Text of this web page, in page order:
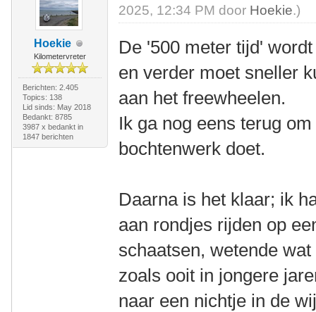
Hoekie
Kilometervreter
Berichten: 2.405
Topics: 138
Lid sinds: May 2018
Bedankt: 8785
3987 x bedankt in
1847 berichten
2025, 12:34 PM door Hoekie.)
De '500 meter tijd'
en verder moet sneller
aan het freewheelen.
Ik ga nog eens terug
bochtenwerk doet.
Daarna is het klaar; ik
aan rondjes rijden op
schaatsen, wetende
zoals ooit in jongere
naar een nichtje in de